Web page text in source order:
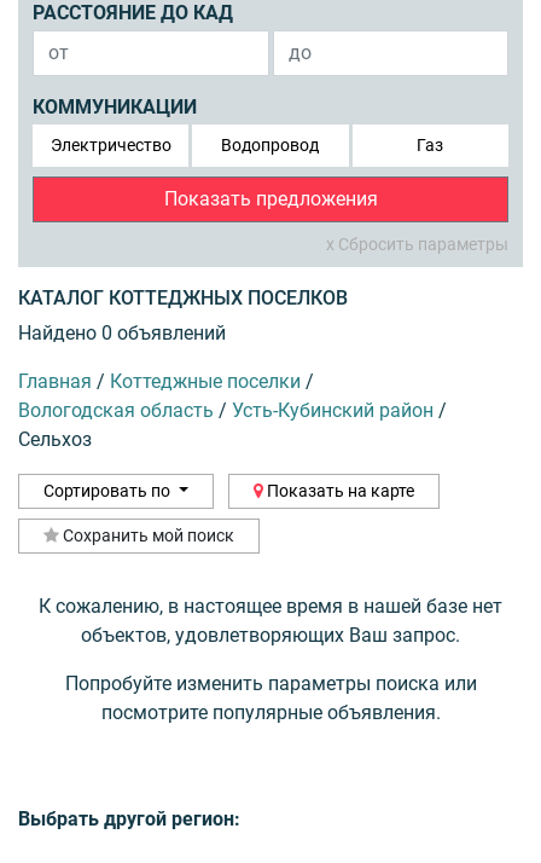
РАССТОЯНИЕ ДО КАД
КОММУНИКАЦИИ
Электричество Водопровод Газ
Показать предложения
x Сбросить параметры
КАТАЛОГ КОТТЕДЖНЫХ ПОСЕЛКОВ
Найдено 0 объявлений
Главная / Коттеджные поселки /
Вологодская область / Усть-Кубинский район /
Сельхоз
Сортировать по Показать на карте
Сохранить мой поиск
К сожалению, в настоящее время в нашей базе нет
объектов, удовлетворяющих Ваш запрос.
Попробуйте изменить параметры поиска или
посмотрите популярные объявления.
Выбрать другой регион: